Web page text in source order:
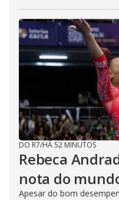
DO R7/HÁ 52 MINUTOS
Rebeca
nota do
Apesar do bom